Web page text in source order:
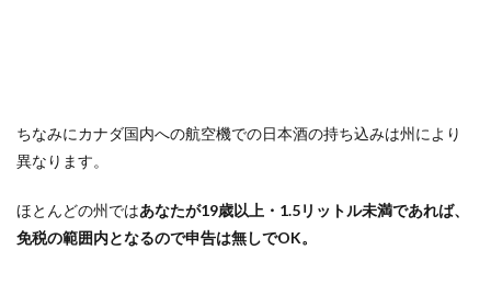
ちなみにカナダ国内への航空機での日本酒の持ち込みは州により
異なります。
ほとんどの州ではあなたが19歳以上・1.5リットル未満であれば、
免税の範囲内となるので申告は無しでOK。